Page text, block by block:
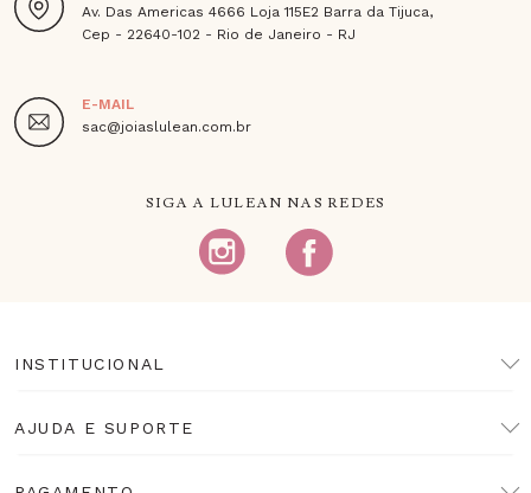
Av. Das Americas 4666 Loja 115E2 Barra da Tijuca,
Cep - 22640-102 - Rio de Janeiro - RJ
E-MAIL
sac@joiaslulean.com.br
SIGA A LULEAN NAS REDES
INSTITUCIONAL
AJUDA E SUPORTE